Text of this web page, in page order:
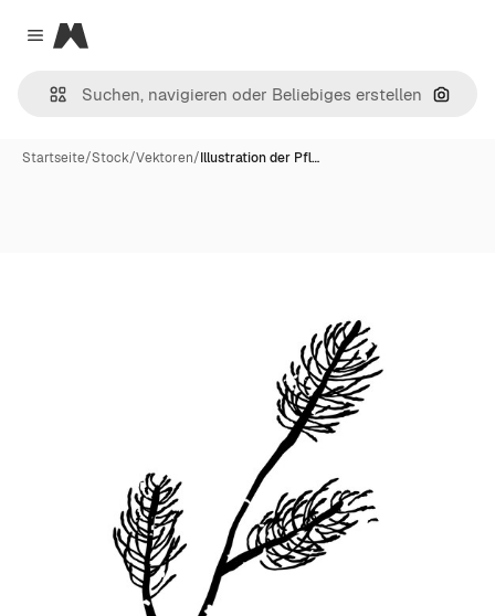
Close menu
Magnific
Nach
Startseite/Stock/Vektoren/Illustration der Pfl…